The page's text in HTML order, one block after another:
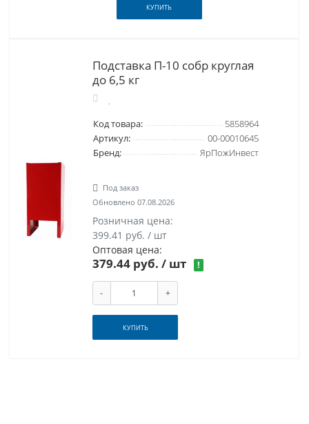
КУПИТЬ
Подставка П-10 собр круглая
до 6,5 кг
Код товара:
5858964
Артикул:
00-00010645
Бренд:
ЯрПожИнвест
Под заказ
Обновлено 07.08.2026
Розничная цена:
399.41 руб. / шт
Оптовая цена:
379.44 руб. / шт !
- +
КУПИТЬ